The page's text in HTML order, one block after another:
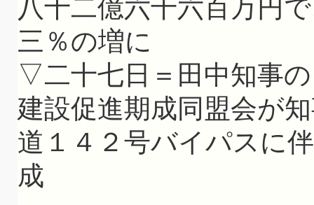
八十二億六千六百万円
三％の増に
▽二十七日＝田中知事
建設促進期成同盟会が
道１４２号バイパスに
成